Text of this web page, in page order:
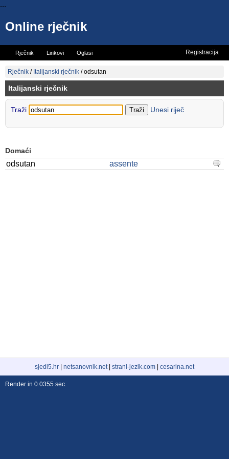
...
Online rječnik
Rječnik Linkovi Oglasi
Vicevi Mini rječnik
Registracija
Rječnik / Italijanski rječnik /odsutan
Italijanski rječnik
Traži Unesi riječ
Domaći
odsutan assente
sjedi5.hr netsanovnik.net| strani-jezik.com cesarina.net
Render in 0.0355 sec.